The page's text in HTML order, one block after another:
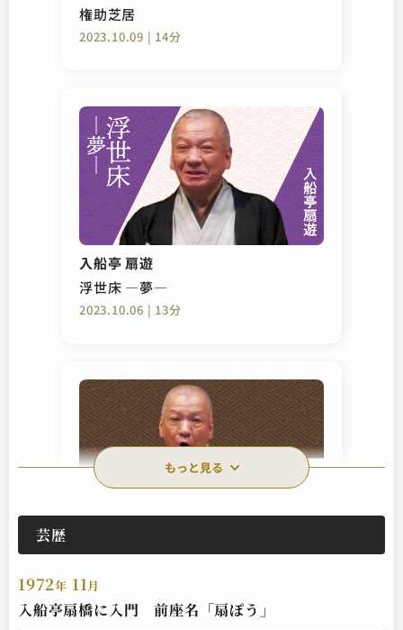
権助芝居
2023.10.09 | 14分
入船亭 扇遊
浮世床 ―夢―
2023.10.06 | 13分
家見舞
2023.06.26 | 14分
もっと見る
芸歴
1972年 11月
入船亭扇橋に入門 前座名「扇ぽう」